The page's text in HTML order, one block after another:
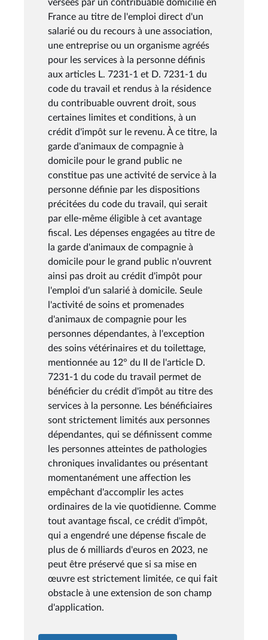
versées par un contribuable domicilié en
France au titre de l'emploi direct d'un
salarié ou du recours à une association,
une entreprise ou un organisme agréés
pour les services à la personne définis
aux articles L. 7231-1 et D. 7231-1 du
code du travail et rendus à la résidence
du contribuable ouvrent droit, sous
certaines limites et conditions, à un
crédit d'impôt sur le revenu. À ce titre, la
garde d'animaux de compagnie à
domicile pour le grand public ne
constitue pas une activité de service à la
personne définie par les dispositions
précitées du code du travail, qui serait
par elle-même éligible à cet avantage
fiscal. Les dépenses engagées au titre de
la garde d'animaux de compagnie à
domicile pour le grand public n'ouvrent
ainsi pas droit au crédit d'impôt pour
l'emploi d'un salarié à domicile. Seule
l'activité de soins et promenades
d'animaux de compagnie pour les
personnes dépendantes, à l'exception
des soins vétérinaires et du toilettage,
mentionnée au 12° du II de l'article D.
7231-1 du code du travail permet de
bénéficier du crédit d'impôt au titre des
services à la personne. Les bénéficiaires
sont strictement limités aux personnes
dépendantes, qui se définissent comme
les personnes atteintes de pathologies
chroniques invalidantes ou présentant
momentanément une affection les
empêchant d'accomplir les actes
ordinaires de la vie quotidienne. Comme
tout avantage fiscal, ce crédit d'impôt,
qui a engendré une dépense fiscale de
plus de 6 milliards d'euros en 2023, ne
peut être préservé que si sa mise en
œuvre est strictement limitée, ce qui fait
obstacle à une extension de son champ
d'application.